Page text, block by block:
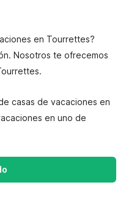
en Tourrettes?
Nosotros te ofrecemos
casas de vacaciones en
en uno de